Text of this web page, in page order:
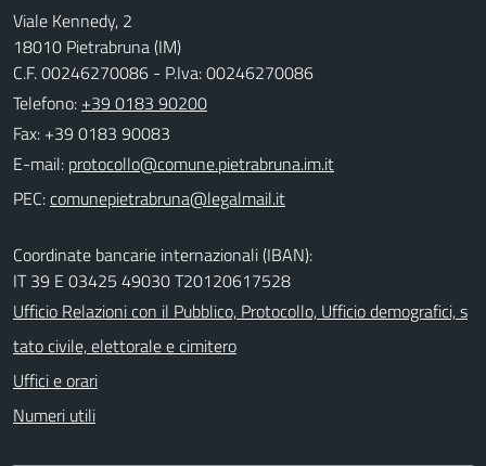
Viale Kennedy, 2
18010 Pietrabruna (IM)
C.F. 00246270086 - P.Iva: 00246270086
Telefono: +39 0183 90200
Fax: +39 0183 90083
E-mail:
PEC:
Coordinate bancarie internazionali (IBAN):
IT 39 E 03425 49030 T20120617528
Ufficio Relazioni con il Pubblico, Protocollo, Ufficio demografici, s
tato civile, elettorale e cimitero
Uffici e orari
Numeri utili